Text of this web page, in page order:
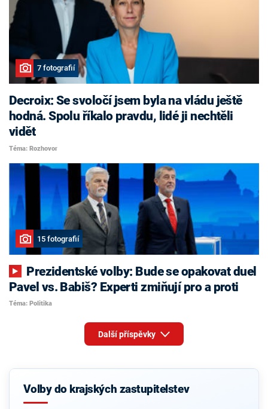
7 fotografií
Decroix: Se svoločí jsem byla na vládu ještě
hodná. Spolu říkalo pravdu, lidé ji nechtěli
vidět
Téma: Rozhovor
15 fotografií
Pavel vs. Babiš? Experti zmiňují pro a proti
Téma: Politika
Další příspěvky
Volby do krajských zastupitelstev